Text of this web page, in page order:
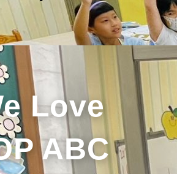
Love
ABC